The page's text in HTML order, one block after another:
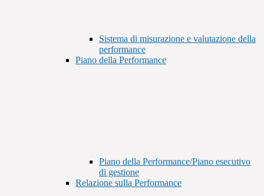
Sistema di misurazione e valutazione della
performance
Piano della Performance
Piano della Performance/Piano esecutivo
di gestione
Relazione sulla Performance